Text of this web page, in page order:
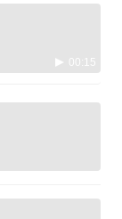
00:15